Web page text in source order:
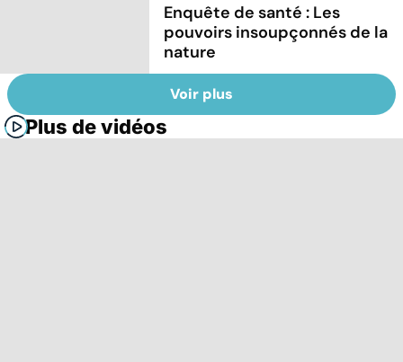
Enquête de santé : Les
pouvoirs insoupçonnés de la
nature
Voir plus
Plus de vidéos